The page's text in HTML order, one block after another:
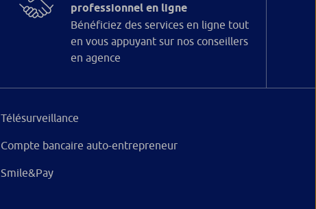
professionnel en ligne
Bénéficiez des services en ligne tout
en vous appuyant sur nos conseillers
en agence
Télésurveillance
Compte bancaire auto-entrepreneur
Smile&Pay